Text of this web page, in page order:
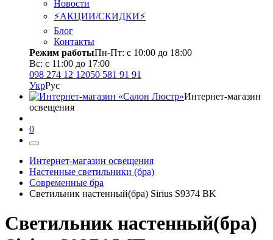
Новости
⚡АКЦИИ/СКИДКИ⚡
Блог
Контакты
Режим работыПн-Пт: с 10:00 до 18:00
Вс: с 11:00 до 17:00
098 274 12 12050 581 91 91
УкрРус
Интернет-магазин
освещения
0
Интернет-магазин освещения
Настенные светильники (бра)
Современные бра
Светильник настенный(бра) Sirius S9374 BK
Светильник настенный(бра)